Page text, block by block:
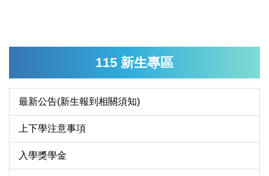
115 新生專區
最新公告(新生報到相關須知)
上下學注意事項
入學獎學金